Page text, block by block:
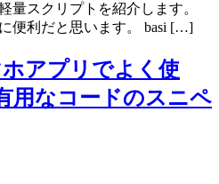
量スクリプトを紹介します。
便利だと思います。 basi […]
アプリでよく使
用なコードのスニペ